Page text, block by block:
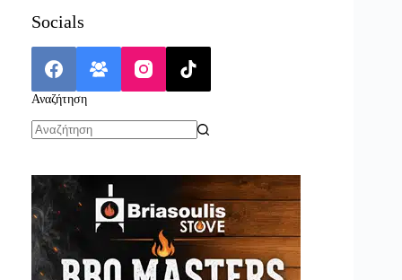
Socials
Αναζήτηση